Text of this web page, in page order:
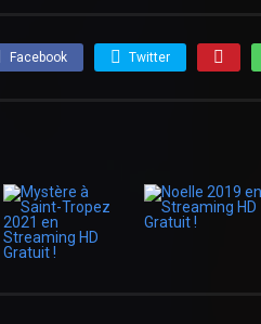
Facebook Twitter